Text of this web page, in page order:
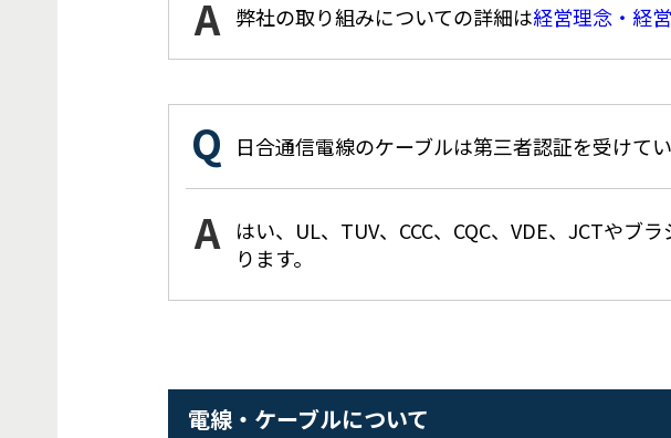
弊社の取り組みについての詳細は経営理念・経
日合通信電線のケーブルは第三者認証を受けてい
はい、UL、TUV、CCC、CQC、VDE、JCTやブ
ります。
電線・ケーブルについて